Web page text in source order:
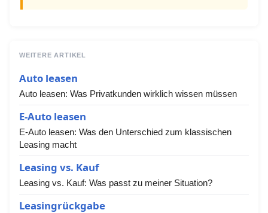
WEITERE ARTIKEL
Auto leasen
Auto leasen: Was Privatkunden wirklich wissen müssen
E-Auto leasen
E-Auto leasen: Was den Unterschied zum klassischen
Leasing macht
Leasing vs. Kauf
Leasing vs. Kauf: Was passt zu meiner Situation?
Leasingrückgabe